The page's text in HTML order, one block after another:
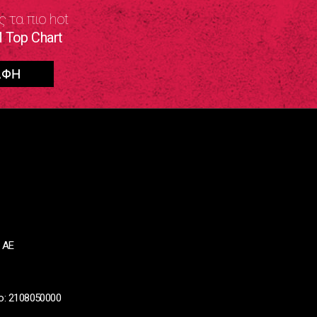
τα πιο hot
Top Chart
ΑΕ
2108050000